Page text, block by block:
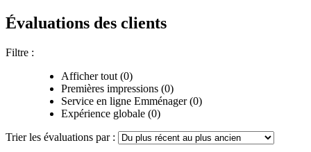
Évaluations des clients
Filtre :
Afficher tout (0)
Premières impressions (0)
Service en ligne Emménager (0)
Expérience globale (0)
Trier les évaluations par :